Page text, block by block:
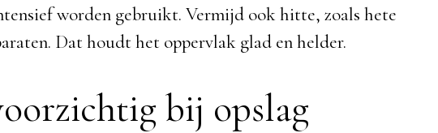
worden gebruikt. Vermijd ook hitte, zoals hete
Dat houdt het oppervlak glad en helder.
bij opslag